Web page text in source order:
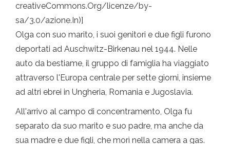
creativeCommons.Org/licenze/by-
sa/3.0/azione.In)]
Olga con suo marito, i suoi genitori e due figli furono
deportati ad Auschwitz-Birkenau nel 1944. Nelle
auto da bestiame, il gruppo di famiglia ha viaggiato
attraverso l'Europa centrale per sette giorni, insieme
ad altri ebrei in Ungheria, Romania e Jugoslavia.
All'arrivo al campo di concentramento, Olga fu
separato da suo marito e suo padre, ma anche da
sua madre e due figli, che morì nella camera a gas.